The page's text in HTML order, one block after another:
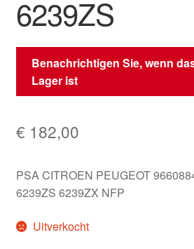
6239ZS
Benachrichtigen Sie, wenn
Lager ist
€ 182,00
PSA CITROEN PEUGEOT
6239ZS 6239ZX NFP
Uitverkocht